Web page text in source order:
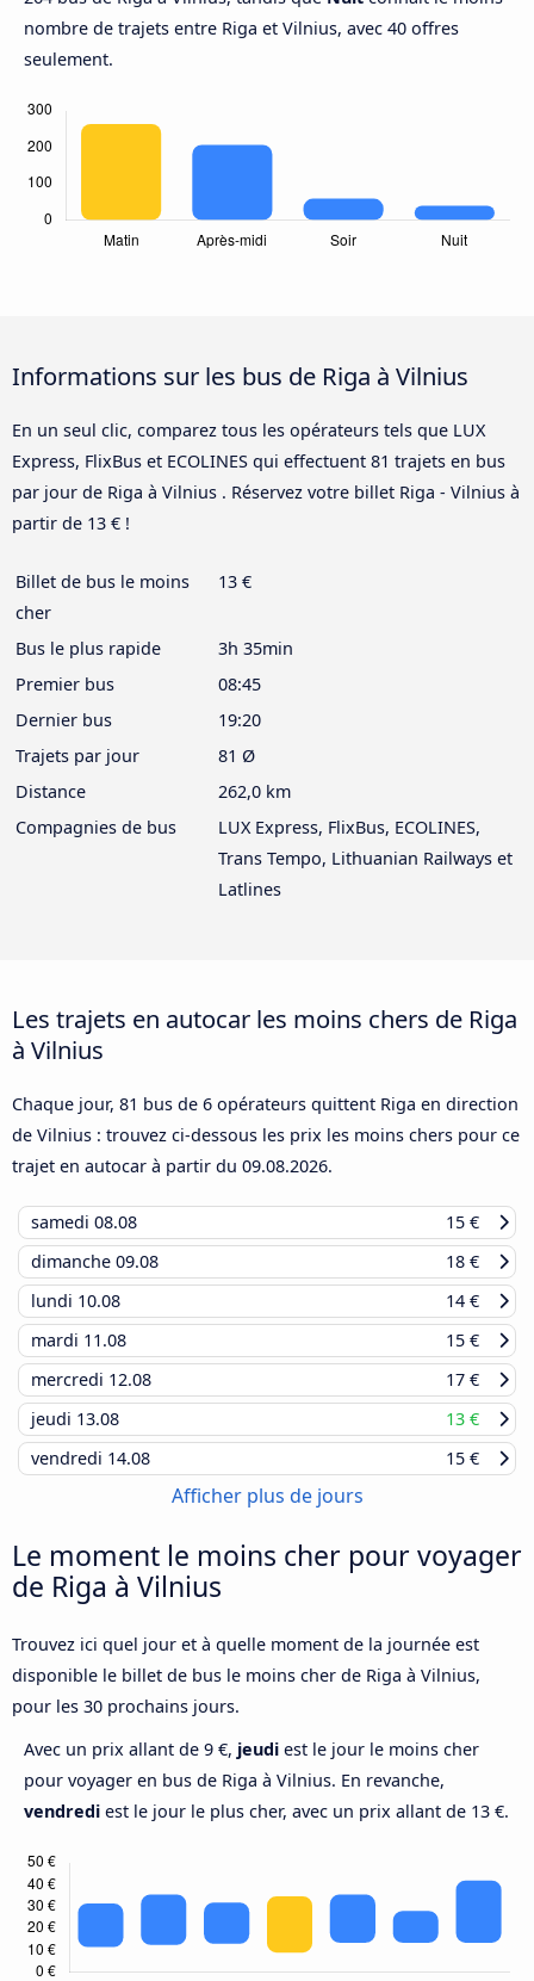
nombre de trajets entre Riga et Vilnius, avec 40 offres
seulement.
Informations sur les bus de Riga à Vilnius
En un seul clic, comparez tous les opérateurs tels que LUX
Express, FlixBus et ECOLINES qui effectuent 81 trajets en bus
par jour de Riga à Vilnius . Réservez votre billet Riga - Vilnius à
partir de 13 € !
Billet de bus le moins
cher
13 €
Bus le plus rapide
3h 35min
Premier bus
08:45
Dernier bus
19:20
Trajets par jour
81 Ø
Distance
262,0 km
Compagnies de bus
LUX Express, FlixBus, ECOLINES,
Trans Tempo, Lithuanian Railways et
Latlines
Les trajets en autocar les moins chers de Riga
à Vilnius
Chaque jour, 81 bus de 6 opérateurs quittent Riga en direction
de Vilnius : trouvez ci-dessous les prix les moins chers pour ce
trajet en autocar à partir du 09.08.2026.
samedi 08.08
15 €
dimanche 09.08
18 €
lundi 10.08
14 €
mardi 11.08
15 €
mercredi 12.08
17 €
jeudi 13.08
13 €
vendredi 14.08 15 €
Afficher plus de jours
Le moment le moins cher pour voyager
de Riga à Vilnius
Trouvez ici quel jour et à quelle moment de la journée est
disponible le billet de bus le moins cher de Riga à Vilnius,
pour les 30 prochains jours.
Avec un prix allant de 9 €, jeudi est le jour le moins cher
pour voyager en bus de Riga à Vilnius. En revanche,
vendredi est le jour le plus cher, avec un prix allant de 13 €.